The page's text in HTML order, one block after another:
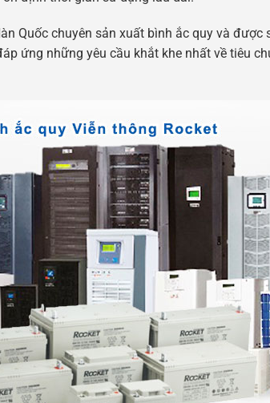
Quốc chuyên sản xuất bình ắc quy và được
ứng những yêu cầu khắt khe nhất về tiêu